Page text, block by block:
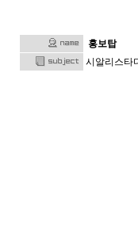
홍보탑
시알리스타